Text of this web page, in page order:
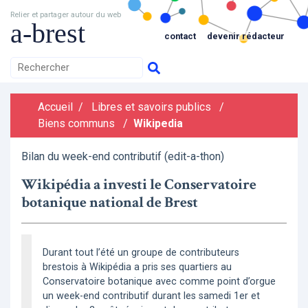
Relier et partager autour du web
a-brest contact devenir rédacteur
Accueil / Libres et savoirs publics
/
Biens communs
/ Wikipedia
Bilan du week-end contributif (edit-a-thon)
Wikipédia a investi le Conservatoire
botanique national de Brest
Durant tout l’été un groupe de contributeurs
brestois à Wikipédia a pris ses quartiers au
Conservatoire botanique avec comme point d’orgue
un week-end contributif durant les samedi 1er et